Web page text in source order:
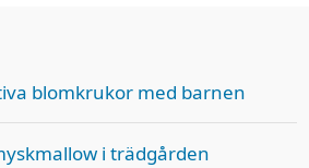
blomkrukor med barnen
i trädgården